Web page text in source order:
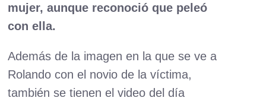
mujer, aunque reconoció que peleó
con ella.
Además de la imagen en la que se ve a
Rolando con el novio de la víctima,
también se tienen el video del día